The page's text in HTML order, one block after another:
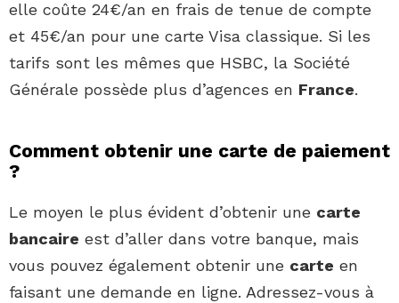
elle coûte 24€/an en frais de tenue de compte
et 45€/an pour une carte Visa classique. Si les
tarifs sont les mêmes que HSBC, la Société
Générale possède plus d’agences en France.
Comment obtenir une carte de paiement
?
Le moyen le plus évident d’obtenir une carte
bancaire est d’aller dans votre banque, mais
vous pouvez également obtenir une carte en
faisant une demande en ligne. Adressez-vous à